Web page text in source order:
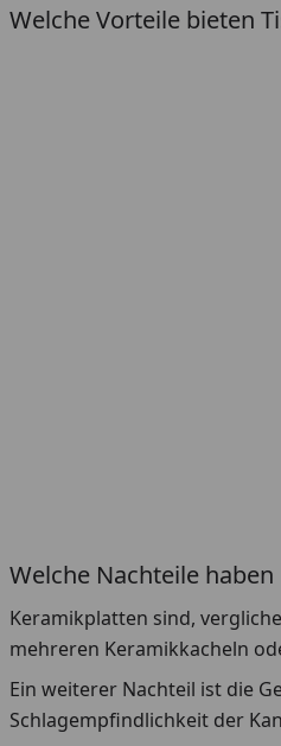
Welche Vorteile bieten
Welche Nachteile
Keramikplatten sind,
mehreren Keramikkacheln
Ein weiterer Nachteil ist die
Schlagempfindlichkeit der